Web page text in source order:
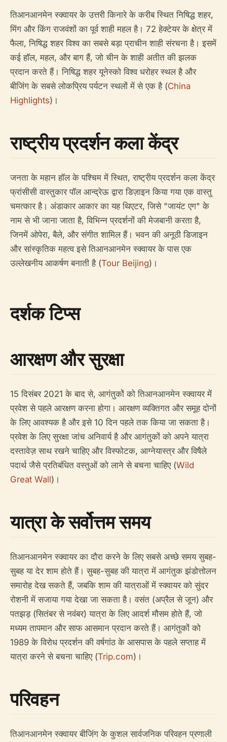
तिआनआनमेन स्क्वायर के उत्तरी किनारे के करीब स्थित निषिद्ध शहर,
मिंग और किंग राजवंशों का पूर्व शाही महल है। 72 हेक्टेयर के क्षेत्र में
फैला, निषिद्ध शहर विश्व का सबसे बड़ा प्राचीन शाही संरचना है। इसमें
कई हॉल, महल, और बाग हैं, जो चीन के शाही अतीत की झलक
प्रदान करते हैं। निषिद्ध शहर यूनेस्को विश्व धरोहर स्थल है और
बीजिंग के सबसे लोकप्रिय पर्यटन स्थलों में से एक है (China
Highlights)।
राष्ट्रीय प्रदर्शन कला केंद्र
जनता के महान हॉल के पश्चिम में स्थित, राष्ट्रीय प्रदर्शन कला केंद्र
फ्रांसीसी वास्तुकार पॉल आन्द्रेऊ द्वारा डिज़ाइन किया गया एक वास्तु
चमत्कार है। अंडाकार आकार का यह थिएटर, जिसे "जायंट एग" के
नाम से भी जाना जाता है, विभिन्न प्रदर्शनों की मेजबानी करता है,
जिनमें ओपेरा, बैले, और संगीत शामिल हैं। भवन की अनूठी डिजाइन
और सांस्कृतिक महत्व इसे तिआनआनमेन स्क्वायर के पास एक
उल्लेखनीय आकर्षण बनाती है (Tour Beijing)।
दर्शक टिप्स
आरक्षण और सुरक्षा
15 दिसंबर 2021 के बाद से, आगंतुकों को तिआनआनमेन स्क्वायर में
प्रवेश से पहले आरक्षण करना होगा। आरक्षण व्यक्तिगत और समूह दोनों
के लिए आवश्यक है और इसे 10 दिन पहले तक किया जा सकता है।
प्रवेश के लिए सुरक्षा जांच अनिवार्य है और आगंतुकों को अपने यात्रा
दस्तावेज़ साथ रखने चाहिए और विस्फोटक, आग्नेयास्त्र और विषैले
पदार्थ जैसे प्रतिबंधित वस्तुओं को लाने से बचना चाहिए (Wild
Great Wall)।
यात्रा के सर्वोत्तम समय
तिआनआनमेन स्क्वायर का दौरा करने के लिए सबसे अच्छे समय सुबह-
सुबह या देर शाम होते हैं। सुबह-सुबह की यात्रा में आगंतुक झंडोत्तोलन
समारोह देख सकते हैं, जबकि शाम की यात्राओं में स्क्वायर को सुंदर
रोशनी में सजाया गया देखा जा सकता है। वसंत (अप्रैल से जून) और
पतझड़ (सितंबर से नवंबर) यात्रा के लिए आदर्श मौसम होते हैं, जो
मध्यम तापमान और साफ आसमान प्रदान करते हैं। आगंतुकों को
1989 के विरोध प्रदर्शन की वर्षगांठ के आसपास के पहले सप्ताह में
यात्रा करने से बचना चाहिए (Trip.com)।
परिवहन
तिआनआनमेन स्क्वायर बीजिंग के कुशल सार्वजनिक परिवहन प्रणाली